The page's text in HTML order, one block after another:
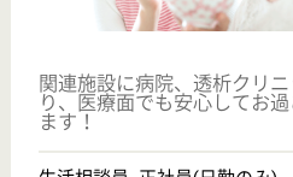
介護福祉士 社会福祉士
ケアマネジャー PT
OT